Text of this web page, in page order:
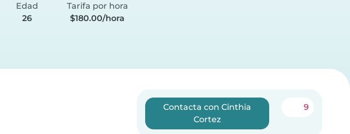
Edad
26
Tarifa por hora
$180.00/hora
Contacta con Cinthia
Cortez
9